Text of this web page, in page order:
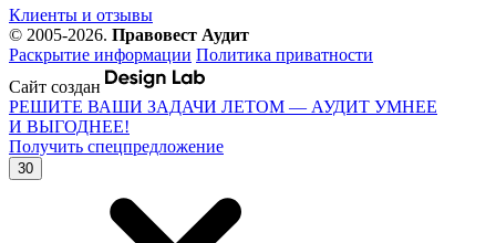
Клиенты и отзывы
© 2005-2026. Правовест Аудит
Раскрытие информации Политика приватности
Сайт создан
РЕШИТЕ ВАШИ ЗАДАЧИ ЛЕТОМ — АУДИТ УМНЕЕ
И ВЫГОДНЕЕ!
Получить спецпредложение
30